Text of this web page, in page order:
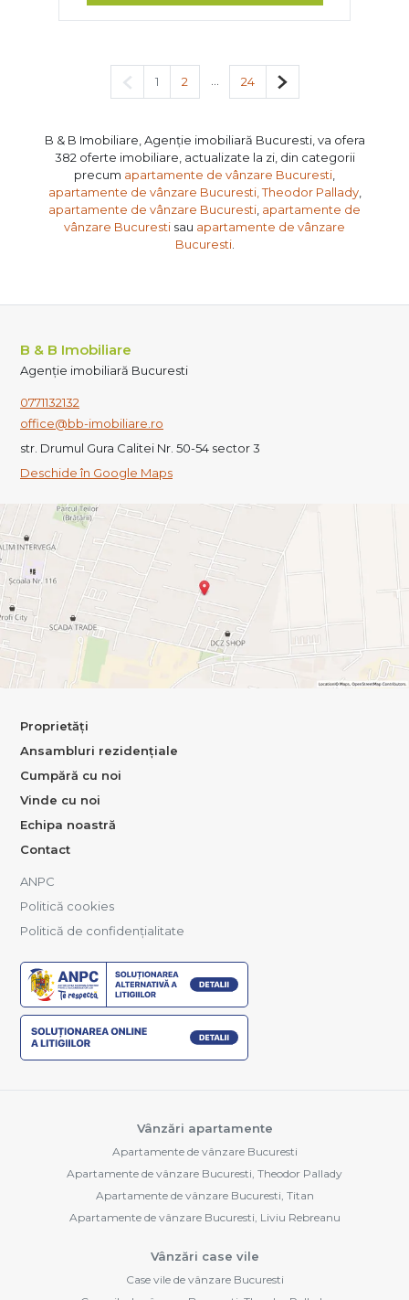
Pagina anterioară
1 2 24 Pagina următoare
B & B Imobiliare, Agenție imobiliară Bucuresti, va ofera
382 oferte imobiliare, actualizate la zi, din categorii
precum apartamente de vânzare Bucuresti
apartamente de vânzare Bucuresti, Theodor Pallady,
apartamente de vânzare Bucuresti apartamente de
vânzare Bucuresti sau apartamente de vânzare
Bucuresti.
B & B Imobiliare
Agenție imobiliară Bucuresti
0771132132
office@bb-imobiliare.ro
str. Drumul Gura Calitei Nr. 50-54 sector 3
Deschide în Google Maps
Proprietăți
Ansambluri rezidențiale
Cumpără cu noi
Vinde cu noi
Echipa noastră
Contact
ANPC
Politică cookies
Politică de confidențialitate
Vânzări apartamente
Apartamente de vânzare Bucuresti
Apartamente de vânzare Bucuresti, Theodor Pallady
Apartamente de vânzare Bucuresti, Titan
Apartamente de vânzare Bucuresti, Liviu Rebreanu
Vânzări case vile
Case vile de vânzare Bucuresti